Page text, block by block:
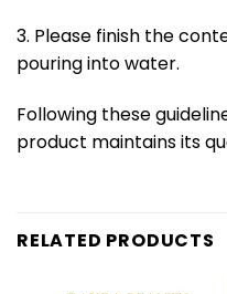
3. Please finish the
pouring into water.
Following these
product maintains its
RELATED PRODUCTS